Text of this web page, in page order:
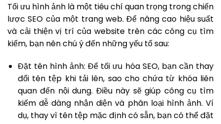
Tối ưu hình ảnh là một tiêu chí quan trọng trong chiến
lược SEO của một trang web. Để nâng cao hiệu suất
và cải thiện vị trí của website trên các công cụ tìm
kiếm, bạn nên chú ý đến những yếu tố sau:
Đặt tên hình ảnh: Để tối ưu hóa SEO, bạn cần thay
đổi tên tệp khi tải lên, sao cho chứa từ khóa liên
quan đến nội dung. Điều này sẽ giúp công cụ tìm
kiếm dễ dàng nhận diện và phân loại hình ảnh. Ví
dụ, thay vì tên tệp mặc định có sẵn, bạn có thể đặt